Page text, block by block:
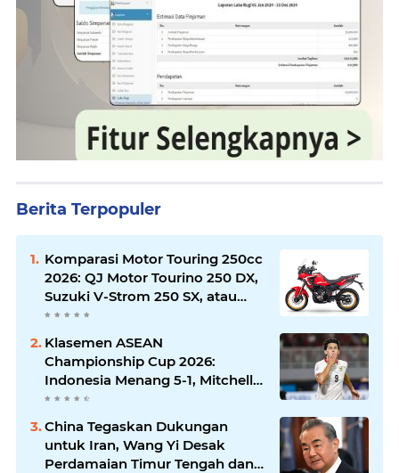
Berita Terpopuler
Komparasi Motor Touring 250cc
2026: QJ Motor Tourino 250 DX,
Suzuki V-Strom 250 SX, atau
Kawasaki Versys-X 250?
Klasemen ASEAN
Championship Cup 2026:
Indonesia Menang 5-1, Mitchell
Baker Hattrick dan Puncaki Top
Skor
China Tegaskan Dukungan
untuk Iran, Wang Yi Desak
Perdamaian Timur Tengah dan